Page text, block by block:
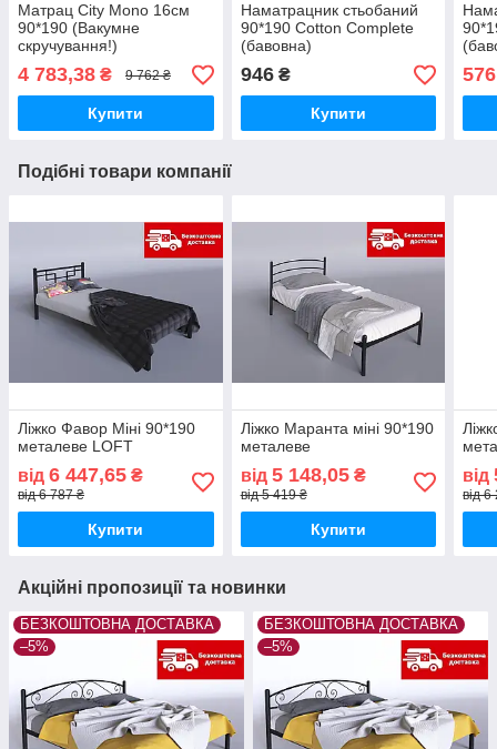
Матрац City Mono 16см
90*190 (Вакумне
скручування!)
4 783,38 ₴ 9 762 ₴
Купити
Наматрацник стьобаний
90*190 Cotton Complete
(бавовна)
946₴
Купити
Подібні товари компанії
Ліжко Фавор Міні 90*190
металеве LOFT
від 6 447,65 ₴
від 6 787 ₴
Купити
Ліжко Маранта міні 90*190
металеве
від 5 148,05₴
від 5 419 ₴
Купити
від
від
Акційні пропозиції та новинки
БЕЗКОШТОВНА ДОСТАВКА
–5%
БЕЗКОШТОВНА ДОСТАВКА
–5%